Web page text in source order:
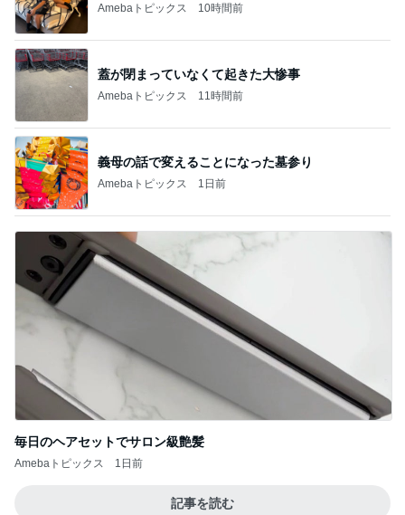
Amebaトピックス 10時間前
蓋が閉まっていなくて起きた大惨事
Amebaトピックス 11時間前
義母の話で変えることになった墓参り
Amebaトピックス 1日前
毎日のヘアセットでサロン級艶髪
Amebaトピックス 1日前
記事を読む